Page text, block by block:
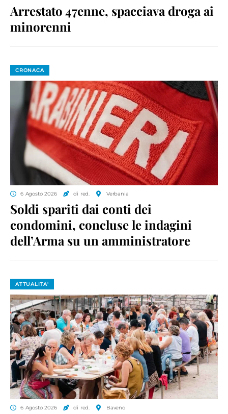
Arrestato 47enne, spacciava droga ai
minorenni
CRONACA
6 Agosto 2026 di red. Verbania
Soldi spariti dai conti dei
condomini, concluse le indagini
dell’Arma su un amministratore
ATTUALITA'
6 Agosto 2026 di red. Baveno